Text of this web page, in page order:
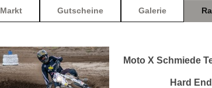
Markt Gutscheine Galerie
Moto X Schmiede
Hard